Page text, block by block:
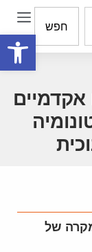
פתח
חפש
של